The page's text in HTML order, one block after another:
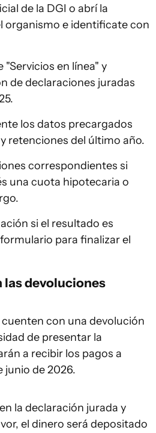
de la DGI o abrí la
organismo e identificate con
"Servicios en línea" y
de declaraciones juradas
los datos precargados
retenciones del último año.
correspondientes si
una cuota hipotecaria o
si el resultado es
para finalizar el
las devoluciones
con una devolución
de presentar la
a recibir los pagos a
junio de 2026.
la declaración jurada y
el dinero será depositado